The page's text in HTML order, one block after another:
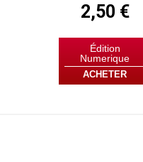
2,50 €
Édition
Numerique
ACHETER